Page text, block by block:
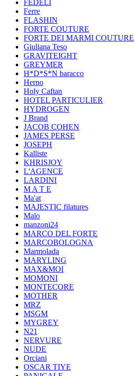
FEDELI
Ferre
FLASHIN
FORTE COUTURE
FORTE DEI MARMI COUTURE
Giuliana Teso
GRAVITEIGHT
GREYMER
H*D*S*N baracco
Herno
Holy Caftan
HOTEL PARTICULIER
HYDROGEN
J Brand
JACOB COHEN
JAMES PERSE
JOSEPH
Kalliste
KHRISJOY
L'AGENCE
LARDINI
M A T E
Ma'at
MAJESTIC filatures
Malo
manzoni24
MARCO DEL FORTE
MARCOBOLOGNA
Marmolada
MARYLING
MAX&MOI
MOMONI
MONTECORE
MOTHER
MRZ
MSGM
MYGREY
N21
NERVURE
NUDE
Orciani
OSCAR TIYE